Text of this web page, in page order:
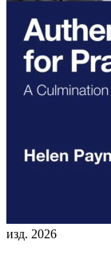
изд. 2026